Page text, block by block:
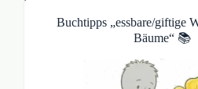
Buchtipps „essbare/giftige
Bäume“ 📚